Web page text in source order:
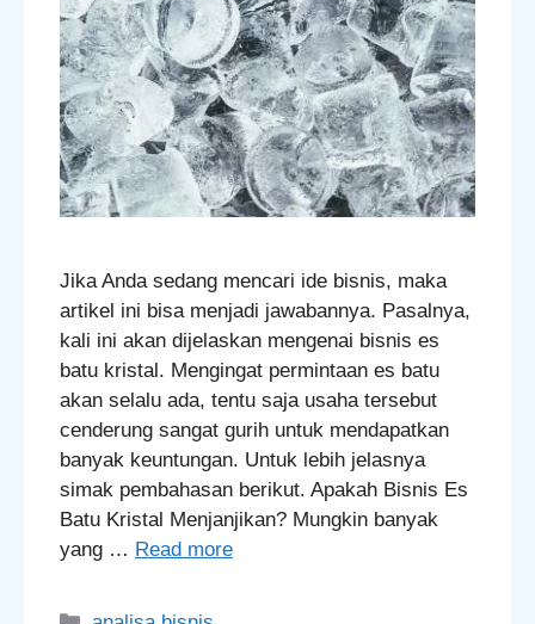
Jika Anda sedang mencari ide bisnis, maka
artikel ini bisa menjadi jawabannya. Pasalnya,
kali ini akan dijelaskan mengenai bisnis es
batu kristal. Mengingat permintaan es batu
akan selalu ada, tentu saja usaha tersebut
cenderung sangat gurih untuk mendapatkan
banyak keuntungan. Untuk lebih jelasnya
simak pembahasan berikut. Apakah Bisnis Es
Batu Kristal Menjanjikan? Mungkin banyak
yang … Read more
Categories